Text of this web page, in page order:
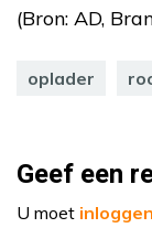
(Bron: AD,
oplader
Geef een
U moet inloggen